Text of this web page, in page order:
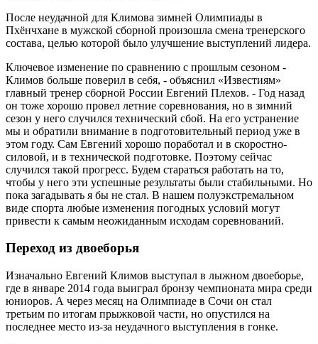
После неудачной для Климова зимней Олимпиады в
Пхёнчхане в мужской сборной произошла смена тренерского
состава, целью которой было улучшение выступлений лидера.
Ключевое изменение по сравнению с прошлым сезоном -
Климов больше поверил в себя, - объяснил «Известиям»
главный тренер сборной России Евгений Плехов. - Год назад
он тоже хорошо провел летние соревнования, но в зимний
сезон у него случился технический сбой. На его устранение
мы и обратили внимание в подготовительный период уже в
этом году. Сам Евгений хорошо поработал и в скоростно-
силовой, и в технической подготовке. Поэтому сейчас
случился такой прогресс. Будем стараться работать на то,
чтобы у него эти успешные результаты были стабильными. Но
пока загадывать я бы не стал. В нашем полуэкстремальном
виде спорта любые изменения погодных условий могут
привести к самым неожиданным исходам соревнований.
Переход из двоеборья
Изначально Евгений Климов выступал в лыжном двоеборье,
где в январе 2014 года выиграл бронзу чемпионата мира среди
юниоров. А через месяц на Олимпиаде в Сочи он стал
третьим по итогам прыжковой части, но опустился на
последнее место из-за неудачного выступления в гонке.